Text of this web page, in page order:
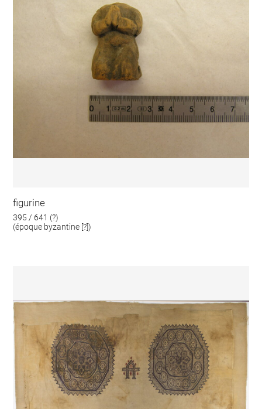
figurine
395 / 641 (?)
(époque byzantine [?])